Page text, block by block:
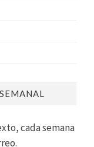
cada semana